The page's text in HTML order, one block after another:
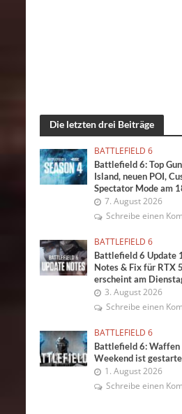
Die letzten drei Beiträge
BATTLEFIELD 6
Battlefield 6: Top
Island, neuen POI,
Spectator Mode am
7. August 2026
Schreibe einen
BATTLEFIELD 6
Battlefield 6 Update
Notes & Fix für RTX
erscheint am
3. August 2026
Schreibe einen
BATTLEFIELD 6
Battlefield 6: Waffen
Weekend ist
1. August 2026
Schreibe einen